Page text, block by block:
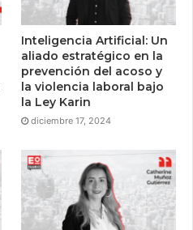
Inteligencia Artificial: Un
aliado estratégico en la
prevención del acoso y
la violencia laboral bajo
la Ley Karin
diciembre 17, 2024